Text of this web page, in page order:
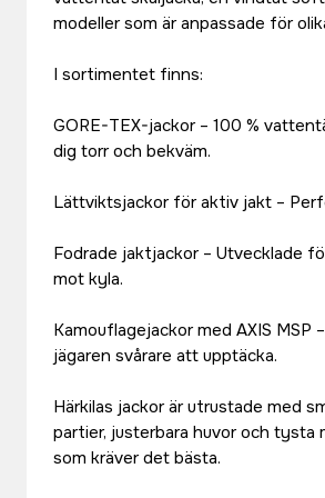
modeller som är anpassade för
I sortimentet finns:
GORE-TEX-jackor – 100 %
dig torr och bekväm.
Lättviktsjackor för aktiv jakt –
Fodrade jaktjackor – Utvecklade
mot kyla.
Kamouflagejackor med AXIS
jägaren svårare att upptäcka.
Härkilas jackor är utrustade med
partier, justerbara huvor och tysta
som kräver det bästa.